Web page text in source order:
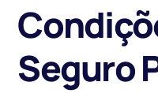
Seguro